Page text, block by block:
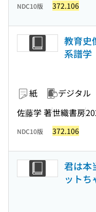
NDC10版 372.106
教育史
系譜学
紙 デジタル
佐藤学 著世織書房
NDC10版 372.106
君は本
ットち